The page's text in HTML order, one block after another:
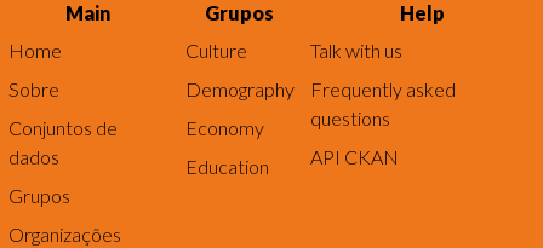
Main
Home
Sobre
Conjuntos de
dados
Grupos
Organizações
Grupos
Culture
Demography
Economy
Education
Help
Talk with us
Frequently asked
questions
API CKAN